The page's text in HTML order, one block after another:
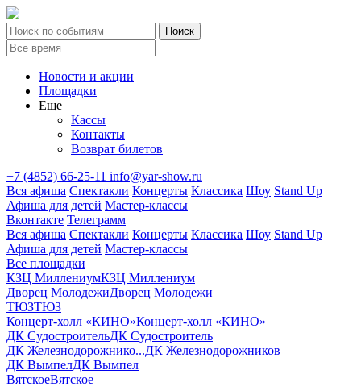
Новости и акции
Площадки
Еще
Кассы
Контакты
Возврат билетов
+7 (4852) 66-25-11 info@yar-show.ru
Вся афиша Спектакли Концерты Классика Шоу Stand Up
Афиша для детей Мастер-классы
Вконтакте Телеграмм
Вся афиша Спектакли Концерты Классика Шоу Stand Up
Афиша для детей Мастер-классы
Все площадки
КЗЦ МиллениумКЗЦ Миллениум
Дворец МолодежиДворец Молодежи
ТЮЗТЮЗ
Концерт-холл «КИНО»Концерт-холл «КИНО»
ДК СудостроительДК Судостроитель
ДК Железнодорожнико...ДК Железнодорожников
ДК ВымпелДК Вымпел
ВятскоеВятское